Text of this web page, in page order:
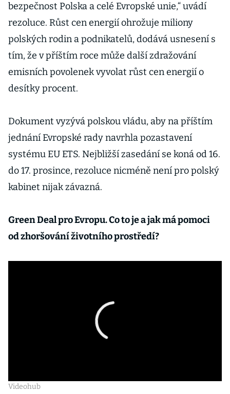
bezpečnost Polska a celé Evropské unie,“ uvádí
rezoluce. Růst cen energií ohrožuje miliony
polských rodin a podnikatelů, dodává usnesení s
tím, že v příštím roce může další zdražování
emisních povolenek vyvolat růst cen energií o
desítky procent.
Dokument vyzývá polskou vládu, aby na příštím
jednání Evropské rady navrhla pozastavení
systému EU ETS. Nejbližší zasedání se koná od 16.
do 17. prosince, rezoluce nicméně není pro polský
kabinet nijak závazná.
Green Deal pro Evropu. Co to je a jak má pomoci
od zhoršování životního prostředí?
Videohub